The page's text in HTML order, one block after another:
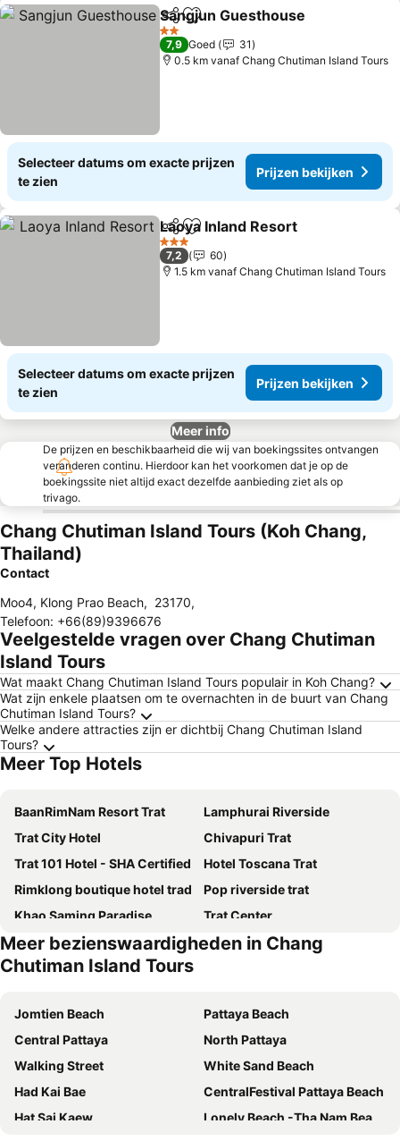
DelenToevoegen aan favorieten
Sangjun Guesthouse
2 Sterren
7,9 Goed
31
0.5 km vanaf Chang Chutiman Island Tours
Selecteer datums om exacte prijzen
te zien
Prijzen bekijken
DelenToevoegen aan favorieten
Laoya Inland Resort
3 Sterren
7,2
60
1.5 km vanaf Chang Chutiman Island Tours
Selecteer datums om exacte prijzen
te zien
Prijzen bekijken
Meer info
De prijzen en beschikbaarheid die wij van boekingssites ontvangen
veranderen continu. Hierdoor kan het voorkomen dat je op de
boekingssite niet altijd exact dezelfde aanbieding ziet als op
trivago.
Chang Chutiman Island Tours (Koh Chang,
Thailand)
Contact
Moo4, Klong Prao Beach, 23170,
Telefoon: +66(89)9396676
Veelgestelde vragen over Chang Chutiman
Island Tours
Wat maakt Chang Chutiman Island Tours populair in Koh Chang?
Wat zijn enkele plaatsen om te overnachten in de buurt van Chang
Chutiman Island Tours?
Welke andere attracties zijn er dichtbij Chang Chutiman Island
Tours?
Meer Top Hotels
BaanRimNam Resort Trat
Lamphurai Riverside
Trat City Hotel
Chivapuri Trat
Trat 101 Hotel - SHA Certified
Hotel Toscana Trat
Rimklong boutique hotel trad
Pop riverside trat
Khao Saming Paradise
Trat Center
Khlong bang phra boutique hotel
Meer bezienswaardigheden in Chang
Chutiman Island Tours
Jomtien Beach
Pattaya Beach
Central Pattaya
North Pattaya
Walking Street
White Sand Beach
Had Kai Bae
CentralFestival Pattaya Beach
Hat Sai Kaew
Lonely Beach -Tha Nam Beach